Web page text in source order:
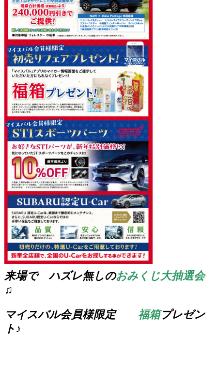
来場で ハズレ無しのおみくじ大抽選会
♫
マイスバル会員様限定 福箱プレゼン
ト♪